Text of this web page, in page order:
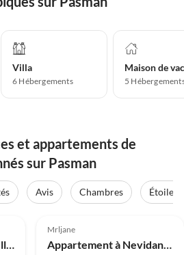
Villa
6 Hébergements 5
et appartements de
sur Pasman
Avis Chambres
Étoiles
Maison de vacances Belle maison de vacances avec sauna privé
Mrljane
Appartement à Nevidane près des montagnes blanches